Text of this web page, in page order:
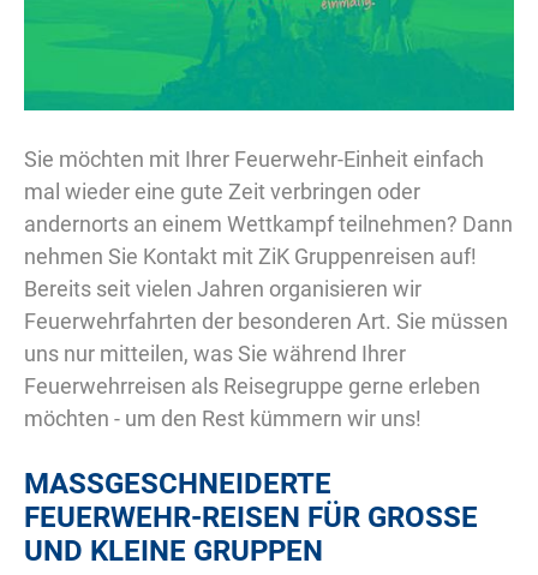
Sie möchten mit Ihrer Feuerwehr-Einheit einfach
mal wieder eine gute Zeit verbringen oder
andernorts an einem Wettkampf teilnehmen? Dann
nehmen Sie Kontakt mit ZiK Gruppenreisen auf!
Bereits seit vielen Jahren organisieren wir
Feuerwehrfahrten der besonderen Art. Sie müssen
uns nur mitteilen, was Sie während Ihrer
Feuerwehrreisen als Reisegruppe gerne erleben
möchten - um den Rest kümmern wir uns!
MASSGESCHNEIDERTE F
EUERWEHR-REISEN FÜR GROSSE UN
D KLEINE GRUPPEN